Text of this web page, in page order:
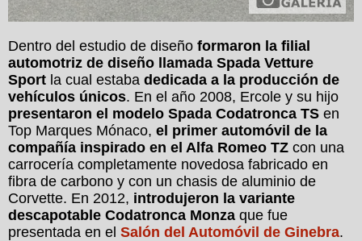
Dentro del estudio de diseño formaron la filial
automotriz de diseño llamada Spada Vetture
Sport la cual estaba dedicada a la producción de
vehículos únicos. En el año 2008, Ercole y su hijo
presentaron el modelo Spada Codatronca TS en
Top Marques Mónaco, el primer automóvil de la
compañía inspirado en el Alfa Romeo TZ con una
carrocería completamente novedosa fabricado en
fibra de carbono y con un chasis de aluminio de
Corvette. En 2012, introdujeron la variante
descapotable Codatronca Monza que fue
presentada en el Salón del Automóvil de Ginebra.